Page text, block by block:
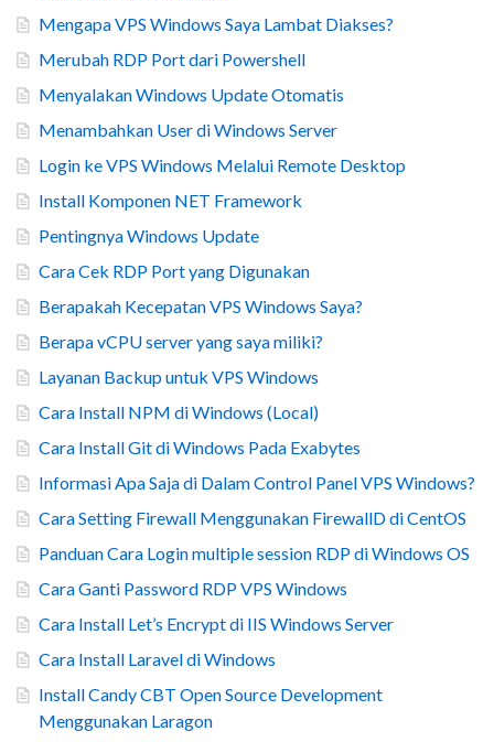
Mengapa VPS Windows Saya Lambat Diakses?
Merubah RDP Port dari Powershell
Menyalakan Windows Update Otomatis
Menambahkan User di Windows Server
Login ke VPS Windows Melalui Remote Desktop
Install Komponen NET Framework
Pentingnya Windows Update
Cara Cek RDP Port yang Digunakan
Berapakah Kecepatan VPS Windows Saya?
Berapa vCPU server yang saya miliki?
Layanan Backup untuk VPS Windows
Cara Install NPM di Windows (Local)
Cara Install Git di Windows Pada Exabytes
Informasi Apa Saja di Dalam Control Panel VPS Windows?
Cara Setting Firewall Menggunakan FirewallD di CentOS
Panduan Cara Login multiple session RDP di Windows OS
Cara Ganti Password RDP VPS Windows
Cara Install Let’s Encrypt di IIS Windows Server
Cara Install Laravel di Windows
Install Candy CBT Open Source Development
Menggunakan Laragon